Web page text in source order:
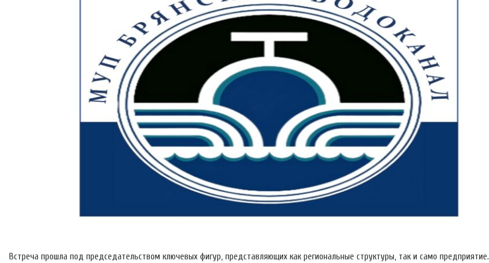
Встреча прошла под председательством ключевых фигур, представляющих как региональные структуры, так и само предприятие.